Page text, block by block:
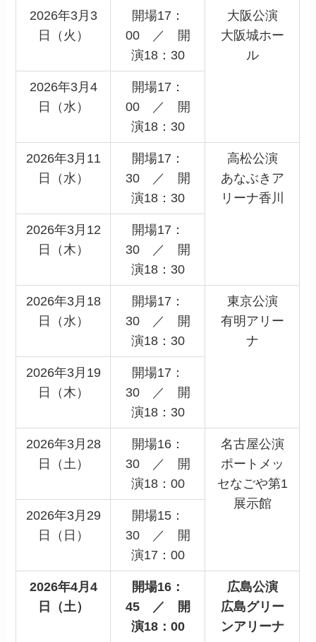
2026年3月3
日（火）
開場17：
00 ／ 開
演18：30
大阪公演
大阪城ホー
ル
2026年3月4
日（水）
開場17：
00 ／ 開
演18：30
2026年3月11
日（水）
開場17：
30 ／ 開
演18：30
高松公演
あなぶきア
リーナ香川
2026年3月12
日（木）
開場17：
30 ／ 開
演18：30
2026年3月18
日（水）
開場17：
30 ／ 開
演18：30
東京公演
有明アリー
ナ
2026年3月19
日（木）
開場17：
30 ／ 開
演18：30
2026年3月28
日（土）
開場16：
30 ／ 開
演18：00
名古屋公演
ポートメッ
セなごや第1
展示館
2026年3月29
日（日）
開場15：
30 ／ 開
演17：00
2026年4月4
日（土）
開場16：
45 ／ 開
演18：00
広島公演
広島グリー
ンアリーナ